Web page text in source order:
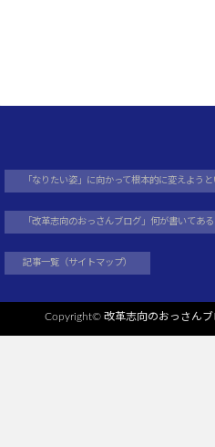
「なりたい姿」に向かって根本的に変えよう
「改革志向のおっさんブログ」何が書いてある
記事一覧（サイトマップ）
Copyright© 改革志向のおっさんブ